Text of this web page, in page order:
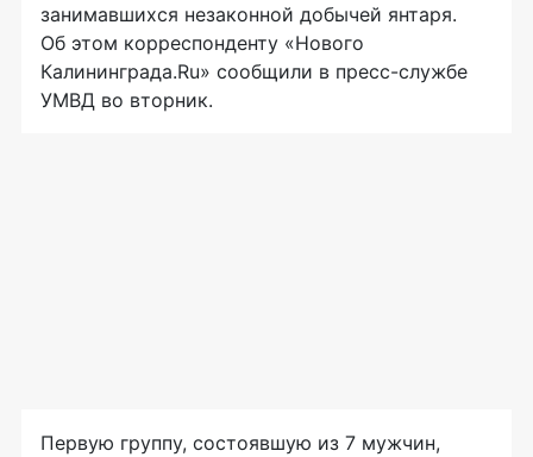
занимавшихся незаконной добычей янтаря.
Об этом корреспонденту «Нового
Калининграда.Ru» сообщили в пресс-службе
УМВД во вторник.
Первую группу, состоявшую из 7 мужчин,